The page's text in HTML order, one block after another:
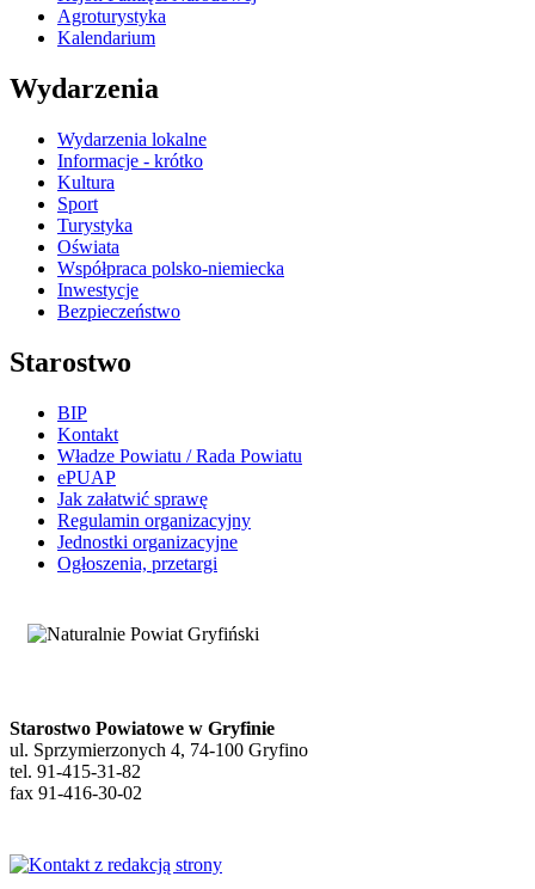
Agroturystyka
Kalendarium
Wydarzenia
Wydarzenia lokalne
Informacje - krótko
Kultura
Sport
Turystyka
Oświata
Współpraca polsko-niemiecka
Inwestycje
Bezpieczeństwo
Starostwo
BIP
Kontakt
Władze Powiatu / Rada Powiatu
ePUAP
Jak załatwić sprawę
Regulamin organizacyjny
Jednostki organizacyjne
Ogłoszenia, przetargi
Starostwo Powiatowe w Gryfinie
ul. Sprzymierzonych 4, 74-100 Gryfino
tel. 91-415-31-82
fax 91-416-30-02